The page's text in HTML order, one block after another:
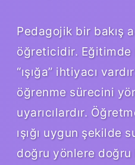
Pedagojik bir bakış
öğreticidir.
“ışığa” ihtiyacı
öğrenme sürecini
uyarıcılardır.
ışığı uygun şekilde
doğru yönlere